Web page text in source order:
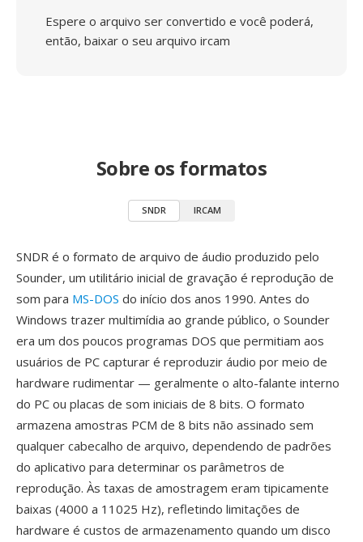
Espere o arquivo ser convertido e você poderá,
então, baixar o seu arquivo ircam
Sobre os formatos
SNDR IRCAM
SNDR é o formato de arquivo de áudio produzido pelo
Sounder, um utilitário inicial de gravação é reprodução de
som para MS-DOS do início dos anos 1990. Antes do
Windows trazer multimídia ao grande público, o Sounder
era um dos poucos programas DOS que permitiam aos
usuários de PC capturar é reproduzir áudio por meio de
hardware rudimentar — geralmente o alto-falante interno
do PC ou placas de som iniciais de 8 bits. O formato
armazena amostras PCM de 8 bits não assinado sem
qualquer cabecalho de arquivo, dependendo de padrões
do aplicativo para determinar os parâmetros de
reprodução. Às taxas de amostragem eram tipicamente
baixas (4000 a 11025 Hz), refletindo limitações de
hardware é custos de armazenamento quando um disco